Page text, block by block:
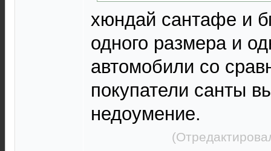
хюндай сантафе и
одного размера и
автомобили со
покупатели санты
недоумение.